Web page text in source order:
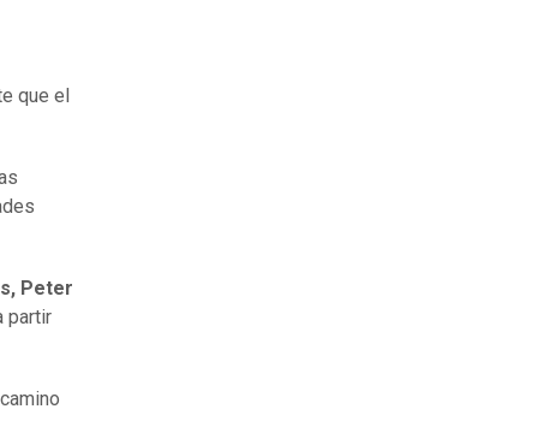
que el
Peter
partir